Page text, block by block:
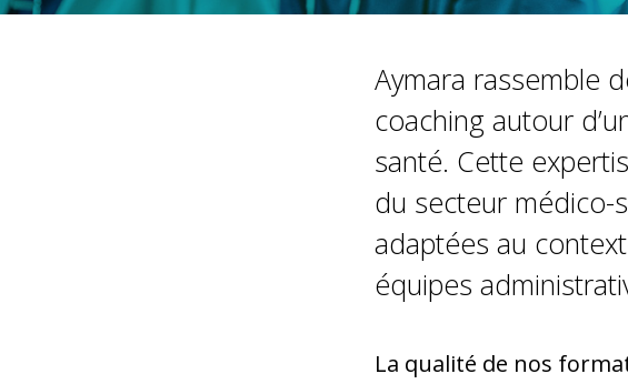
Aymara rassemble
coaching autour
santé. Cette
du secteur médico-
adaptées au
équipes
La qualité de nos